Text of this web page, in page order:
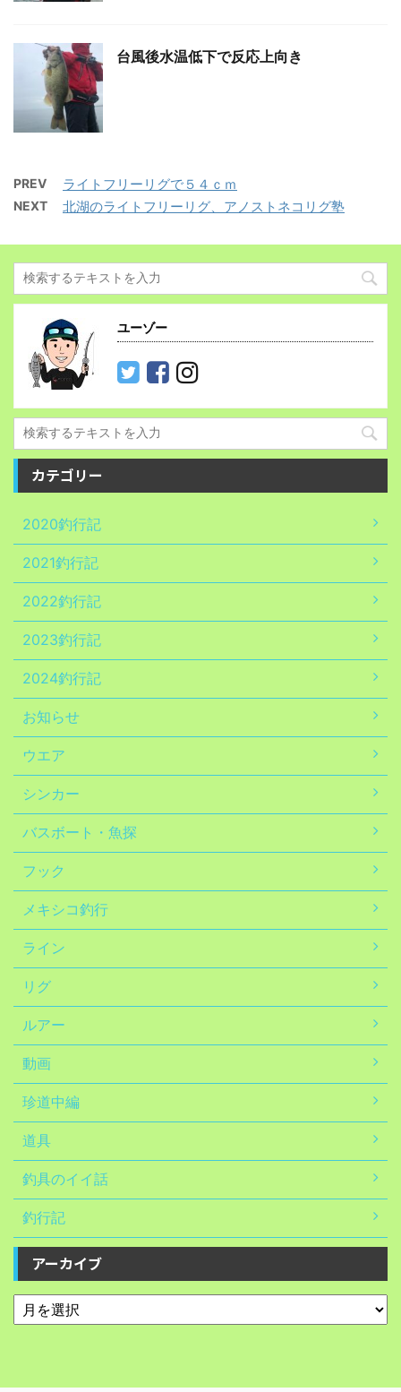
台風後水温低下で反応上向き
PREV ライトフリーリグで５４ｃｍ
NEXT 北湖のライトフリーリグ、アノストネコリグ塾
ユーゾー
カテゴリー
2020釣行記
2021釣行記
2022釣行記
2023釣行記
2024釣行記
お知らせ
ウエア
シンカー
バスボート・魚探
フック
メキシコ釣行
ライン
リグ
ルアー
動画
珍道中編
道具
釣具のイイ話
釣行記
アーカイブ